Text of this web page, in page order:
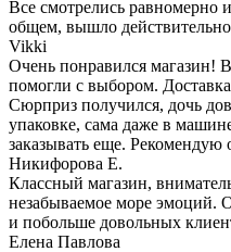
Все смотрелись равномерно
общем, вышло
Vikki
Очень понравился магазин!
помогли с выбором.
Сюрприз получился, дочь
упаковке, сама даже в
заказывать еще. Рекомендую
Никифорова Е.
Классный магазин,
незабываемое море эмоций.
и побольше довольных
Елена Павлова